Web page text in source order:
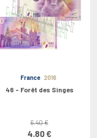
France 2016
46 - Forêt des Singes
6.40 €
4.80 €